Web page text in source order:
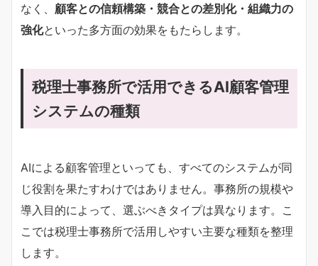
なく、 顧客との信頼構築・競合との差別化・組織力の
強化といった多方面の効果をもたらします。
税理士事務所で活用できるAI顧客管理
システムの種類
AIによる顧客管理といっても、すべてのシステムが同
じ役割を果たすわけではありません。事務所の規模や
導入目的によって、選ぶべきタイプは異なります。こ
こでは税理士事務所で活用しやすい主要な種類を整理
します。